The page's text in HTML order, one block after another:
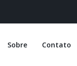
Sobre Contato